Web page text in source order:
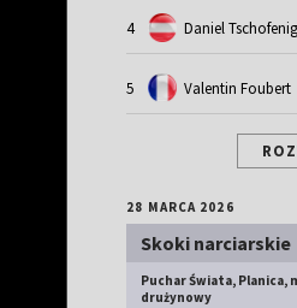
4 Daniel Tschofenig
5 Valentin Foubert
28 MARCA 2026
Skoki narciarskie
Puchar Świata, Planica,
drużynowy